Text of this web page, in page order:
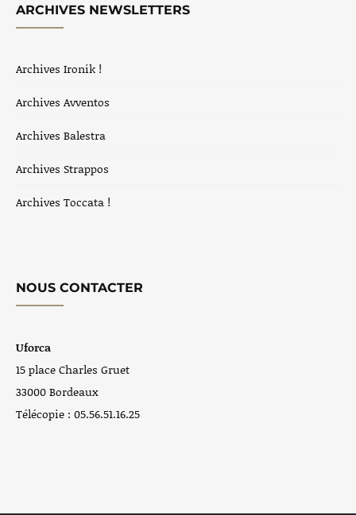
ARCHIVES NEWSLETTERS
Archives Ironik !
Archives Avventos
Archives Balestra
Archives Strappos
Archives Toccata !
NOUS CONTACTER
Uforca
15 place Charles Gruet
33000 Bordeaux
Télécopie : 05.56.51.16.25